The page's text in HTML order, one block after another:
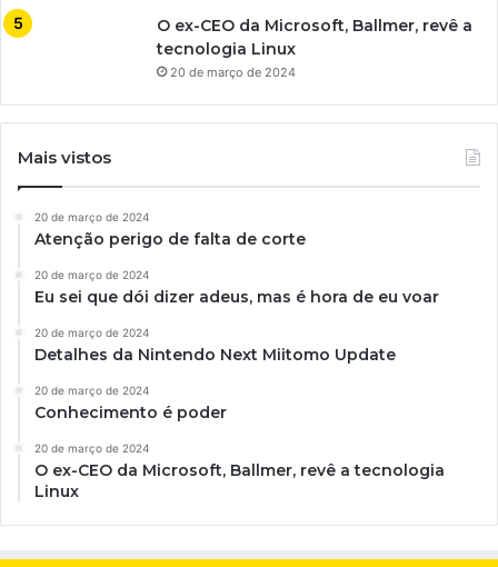
O ex-CEO da Microsoft, Ballmer, revê a
tecnologia Linux
20 de março de 2024
Mais vistos
20 de março de 2024
Atenção perigo de falta de corte
20 de março de 2024
Eu sei que dói dizer adeus, mas é hora de eu voar
20 de março de 2024
Detalhes da Nintendo Next Miitomo Update
20 de março de 2024
Conhecimento é poder
20 de março de 2024
O ex-CEO da Microsoft, Ballmer, revê a tecnologia
Linux